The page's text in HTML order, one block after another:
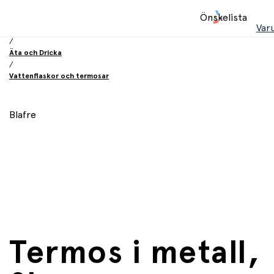
Önskelista
/
Äta och Dricka
/
Vattenflaskor och termosar
Blafre
Termos i metall,